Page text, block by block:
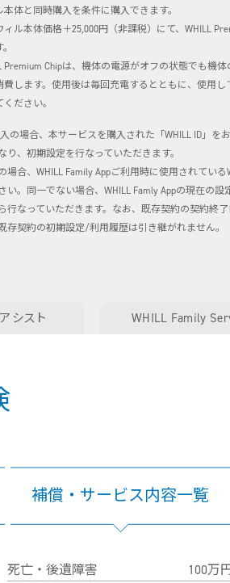
本体と同時購入を条件に購入できます。
ィル本体価格＋25,000円（非課税）にて、WHILL
Premium Chipは、機体の電源がオフの状態でも機
費します。使用後は毎回充電するとともに、使用
ださい。
の場合、本サービスを購入された「WHILL ID」を
り、初期設定を行なっていただきます。
場合、WHILL Family Appご利用時に使用されてい
い。同一でない場合、WHILL Famly Appの現在の
行なっていただきます。なお、既存契約の契約終
存契約の初期設定/利用履歴は引き継がれません。
シスト WHILL Family
補償・サービス内容一覧
死亡・後遺障害
100万